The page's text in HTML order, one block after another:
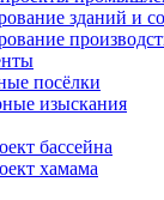
зданий и
посёлки
изыскания
бассейна
хамама